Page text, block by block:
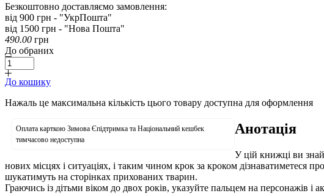
Безкоштовно доставляємо замовлення:
від 900 грн - "УкрПошта"
від 1500 грн - "Нова Пошта"
490.00 грн
До обраних
До кошику
Нажаль це максимальна кількість цього товару доступна для оформлення
Оплата карткою Зимова Єпідтримка та Національний кешбек
тимчасово недоступна
Анотація
У цій книжці ви
нових місцях і ситуаціях, і таким чином крок за кроком дізнаватиметеся
шукатимуть на сторінках прихованих тварин.
Граючись із дітьми віком до двох років, указуйте пальцем на персонажів